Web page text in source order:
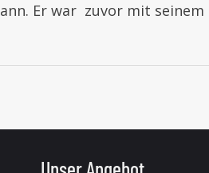
Er war zuvor mit seinem